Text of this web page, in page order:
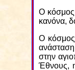
Ο κόσμος
κανόνα,
Ο κόσμος
στην
Έθνους,